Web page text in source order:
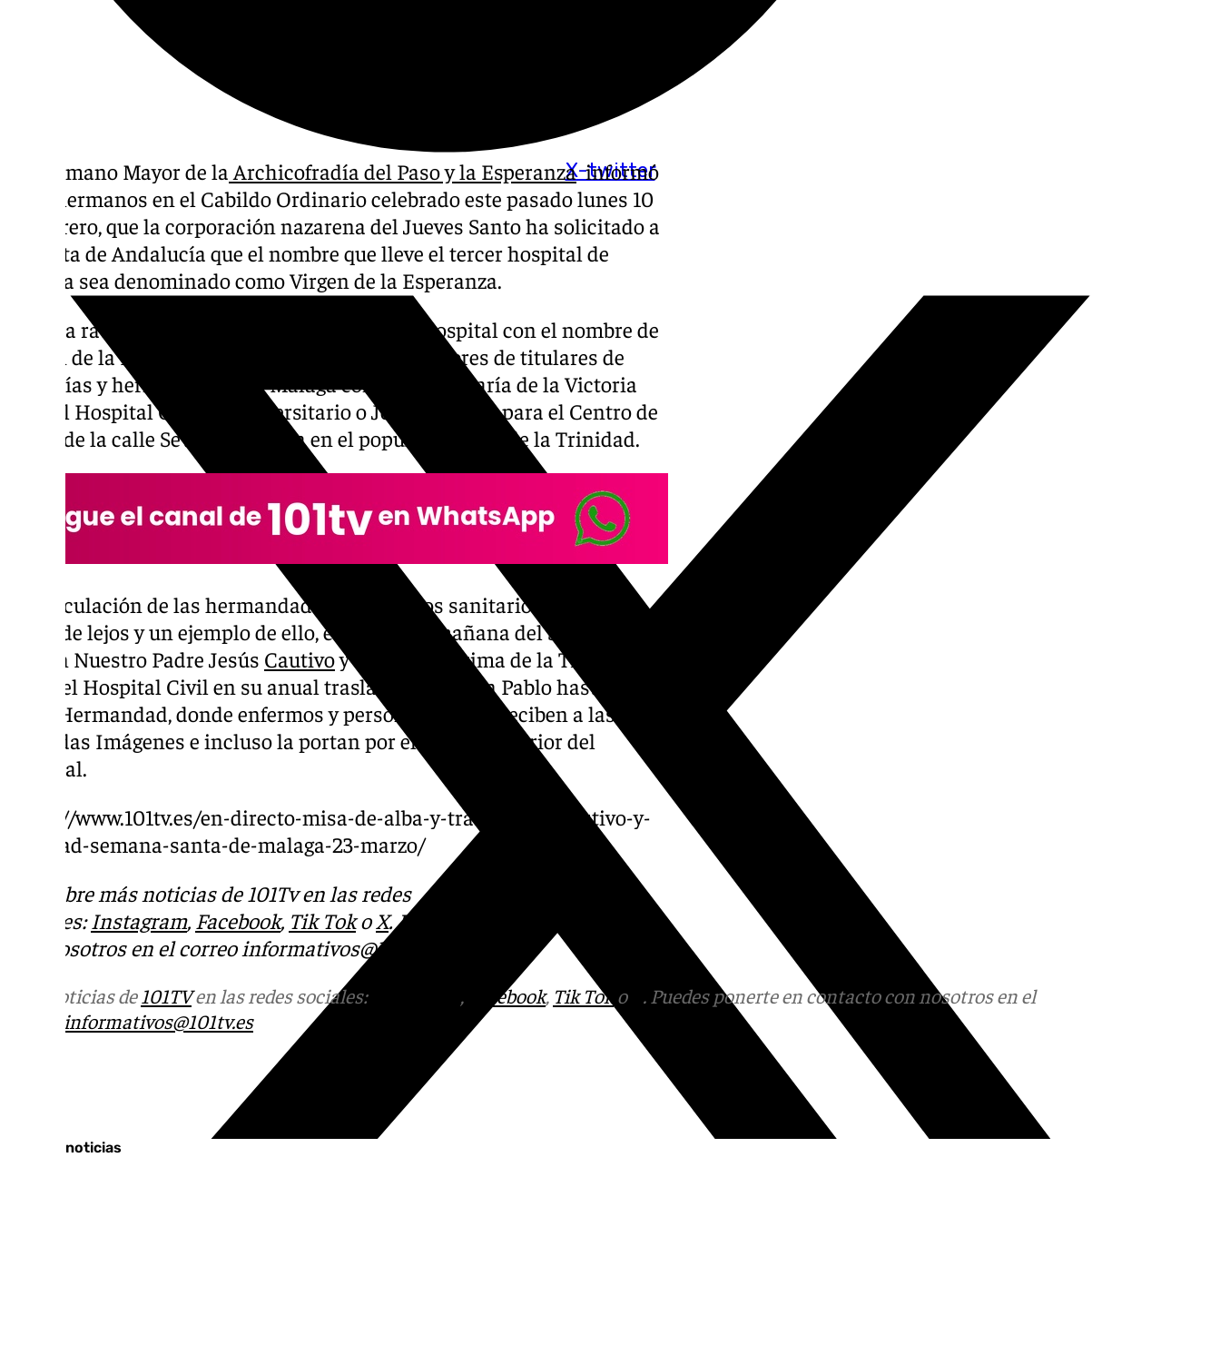
X-twitter
El Hermano Mayor de la Archicofradía del Paso y la Esperanzainformó
a los hermanos en el Cabildo Ordinario celebrado este pasado lunes 10
de febrero, que la corporación nazarena del Jueves Santo ha solicitado a
la Junta de Andalucía que el nombre que lleve el tercer hospital de
Málaga sea denominado como Virgen de la Esperanza.
Si fuera ratificada la nomenclatura del futuro hospital con el nombre de
Virgen de la Esperanza, seguiría la estela de nombres de titulares de
cofradías y hermandades de Málaga como Santa María de la Victoria
para el Hospital Clínico Universitario o Jesús Cautivo para el Centro de
Salud de la calle Sevilla radicada en el populoso barrio de la Trinidad.
La vinculación de las hermandades con centros sanitarios de Málaga
viene de lejos y un ejemplo de ello, es que en la mañana del Sábado de
Pasión Nuestro Padre Jesús Cautivoy María Santísima de la Trinidad
visita el Hospital Civil en su anual traslado desde San Pablo hasta la
Casa Hermandad, donde enfermos y personal médico reciben a las
Sagradas Imágenes e incluso la portan por el recinto exterior del
hospital.
https://www.101tv.es/en-directo-misa-de-alba-y-traslado-de-cautivo-y-
trinidad-semana-santa-de-malaga-23-marzo/
Descubre más noticias de 101Tv en las redes
sociales: Instagram, Facebook, Tik Toko X. Puedes ponerte en contacto
con nosotros en el correo informativos@101tv.es
Más noticias de 101TVen las redes sociales: , Facebook, Tik Tok o
. Puedes ponerte en contacto con nosotros en el
informativos@101tv.es
Últimas noticias